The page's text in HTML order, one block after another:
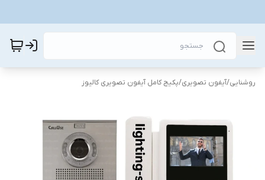
روشنایی/آیفون تصویری/پکیج کامل آیفون تصویری کالیوز